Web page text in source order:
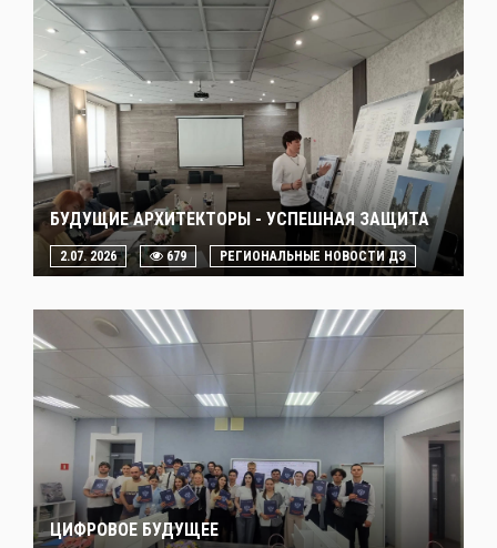
БУДУЩИЕ АРХИТЕКТОРЫ - УСПЕШНАЯ ЗАЩИТА
2.07. 2026 679 РЕГИОНАЛЬНЫЕ НОВОСТИ ДЭ
ЦИФРОВОЕ БУДУЩЕЕ